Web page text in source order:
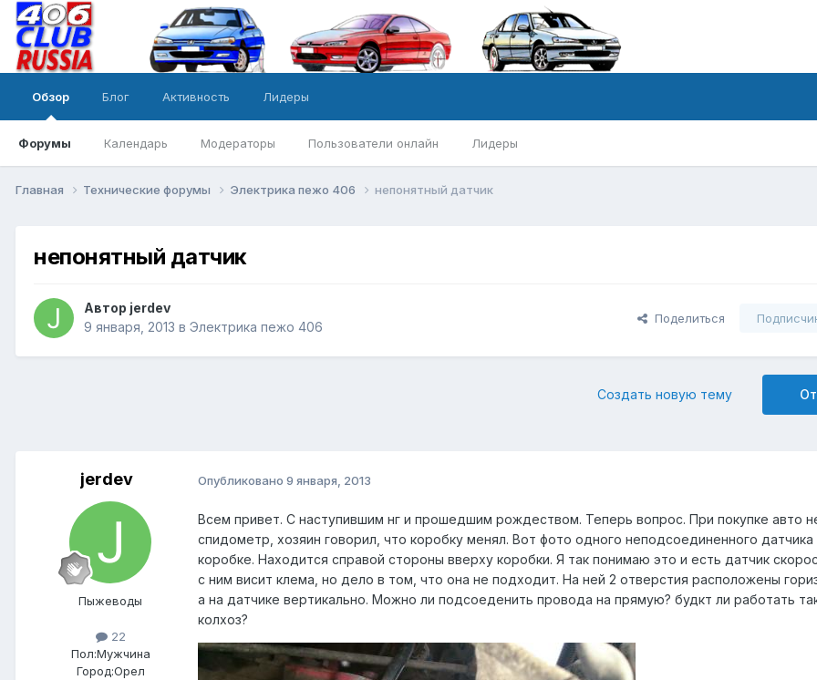
Обзор
Форумы Календарь Модераторы Пользователи онлайн Лидеры
Блог Активность Лидеры
Главная Технические форумы Электрика пежо 406 непонятный датчик
непонятный датчик
Автор jerdev
9 января, 2013 в Электрика пежо 406
Поделиться
Создать новую тему
jerdev
Пыжеводы
22
Пол:Мужчина
Город:Орел
Опубликовано 9 января, 2013
Всем привет. С наступившим нг и прошедшим рождеством. Теперь вопрос. При покупке авто
спидометр, хозяин говорил, что коробку менял. Вот фото одного неподсоединенного датчика
коробке. Находится справой стороны вверху коробки. Я так понимаю это и есть датчик
с ним висит клема, но дело в том, что она не подходит. На ней 2 отверстия расположены
а на датчике вертикально. Можно ли подсоеденить провода на прямую? будкт ли работать
колхоз?